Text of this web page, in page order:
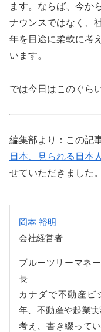
ます。ならば、今か
ナウンスではなく、
年を目途に柔軟に考
います。
では今日はこのぐら
編集部より：この記
日本、見られる日本人
せていただきました。
岡本 裕明
会社経営者
ブルーツリーマネ
長
カナダで不動産ビ
年、不動産や起業
考え、書き綴って